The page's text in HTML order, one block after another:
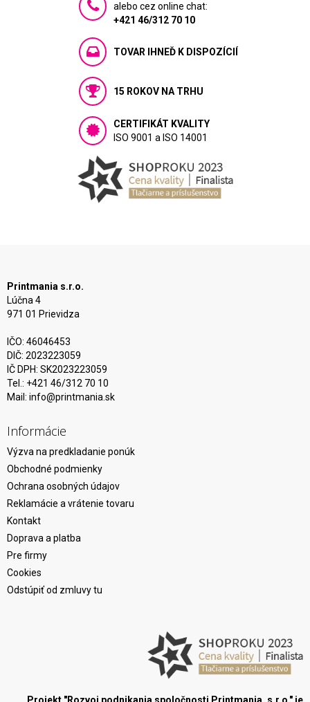
alebo cez online chat:
+421 46/312 70 10
TOVAR IHNEĎ K DISPOZÍCIÍ
15 ROKOV NA TRHU
CERTIFIKÁT KVALITY
ISO 9001 a ISO 14001
Printmania s.r.o.
Lúčna 4
971 01 Prievidza
IČO: 46046453
DIČ: 2023223059
IČ DPH: SK2023223059
Tel.: +421 46/312 70 10
Mail: info@printmania.sk
Informácie
Výzva na predkladanie ponúk
Obchodné podmienky
Ochrana osobných údajov
Reklamácie a vrátenie tovaru
Kontakt
Doprava a platba
Pre firmy
Cookies
Odstúpiť od zmluvy tu